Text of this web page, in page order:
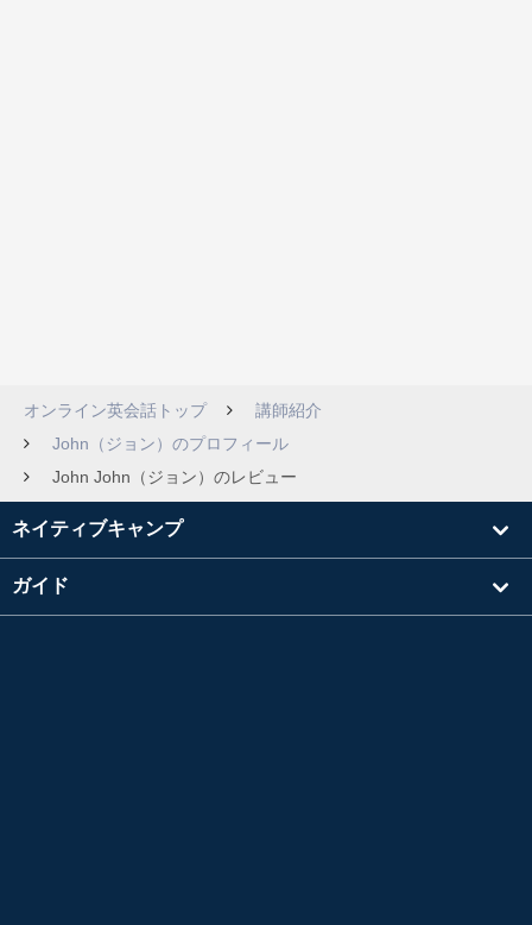
オンライン英会話トップ
講師紹介
John（ジョン）のプロフィール
John John（ジョン）のレビュー
ネイティブキャンプ
ガイド